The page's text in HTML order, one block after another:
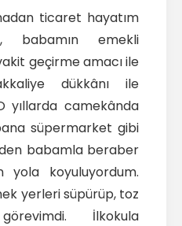
ticaret hayatım
babamın emekli
geçirme amacı ile
dükkânı ile
yıllarda camekânda
süpermarket gibi
babamla beraber
yola koyuluyordum.
yerleri süpürüp, toz
İlkokula